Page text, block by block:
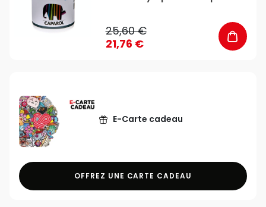
25,60 €
21,76 €
E-Carte cadeau
OFFREZ UNE CARTE CADEAU